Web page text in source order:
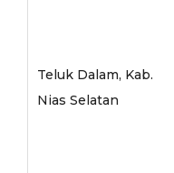
Teluk Dalam, Kab.
Nias Selatan